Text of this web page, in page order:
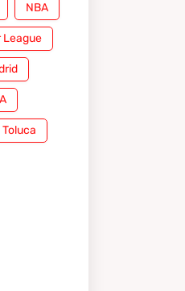
NBA
League
Toluca